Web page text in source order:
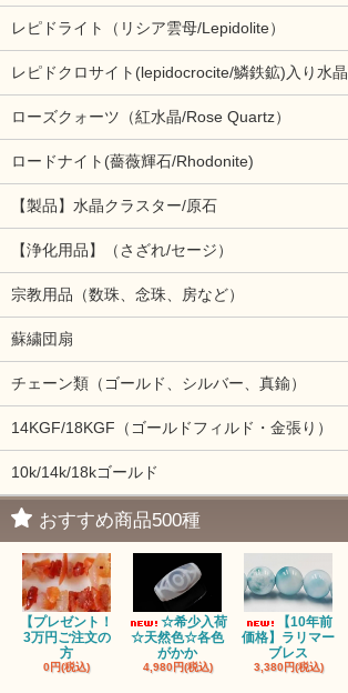
レピドライト（リシア雲母/Lepidolite）
レピドクロサイト(lepidocrocite/鱗鉄鉱)入り水晶
ローズクォーツ（紅水晶/Rose Quartz）
ロードナイト(薔薇輝石/Rhodonite)
【製品】水晶クラスター/原石
【浄化用品】（さざれ/セージ）
宗教用品（数珠、念珠、房など）
蘇繍団扇
チェーン類（ゴールド、シルバー、真鍮）
14KGF/18KGF（ゴールドフィルド・金張り）
10k/14k/18kゴールド
おすすめ商品500種
【プレゼント！
3万円ご注文の
方
0円(税込)
☆希少入荷
☆天然色☆各色
がかか
4,980円(税込)
【10年前
価格】ラリマー
ブレス
3,380円(税込)